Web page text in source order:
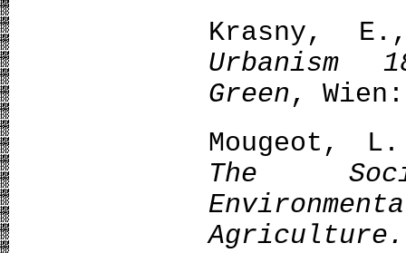
Krasny,
Urbanism
Green, Wien:
Mougeot,
The
Agriculture.